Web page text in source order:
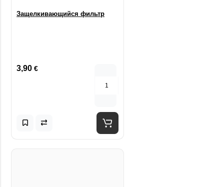
Защелкивающийся фильтр
3,90 €